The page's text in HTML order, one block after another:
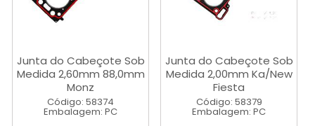
Junta do Cabeçote Sob
Medida 2,60mm 88,0mm
Monz
Código: 58374
Embalagem: PC
Junta do Cabeçote Sob
Medida 2,00mm Ka/New
Fiesta
Código: 58379
Embalagem: PC